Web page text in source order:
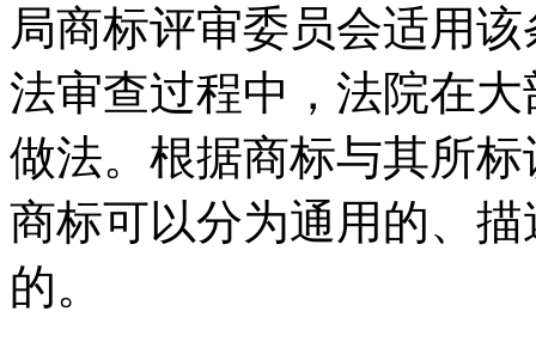
局商标评审委员会适用
法审查过程中，法院在
做法。根据商标与其所
商标可以分为通用的、
的。